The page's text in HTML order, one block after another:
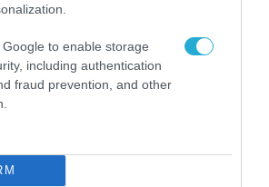
to enable storage
including authentication
fraud prevention, and other
Η νέα ταυτότητα της